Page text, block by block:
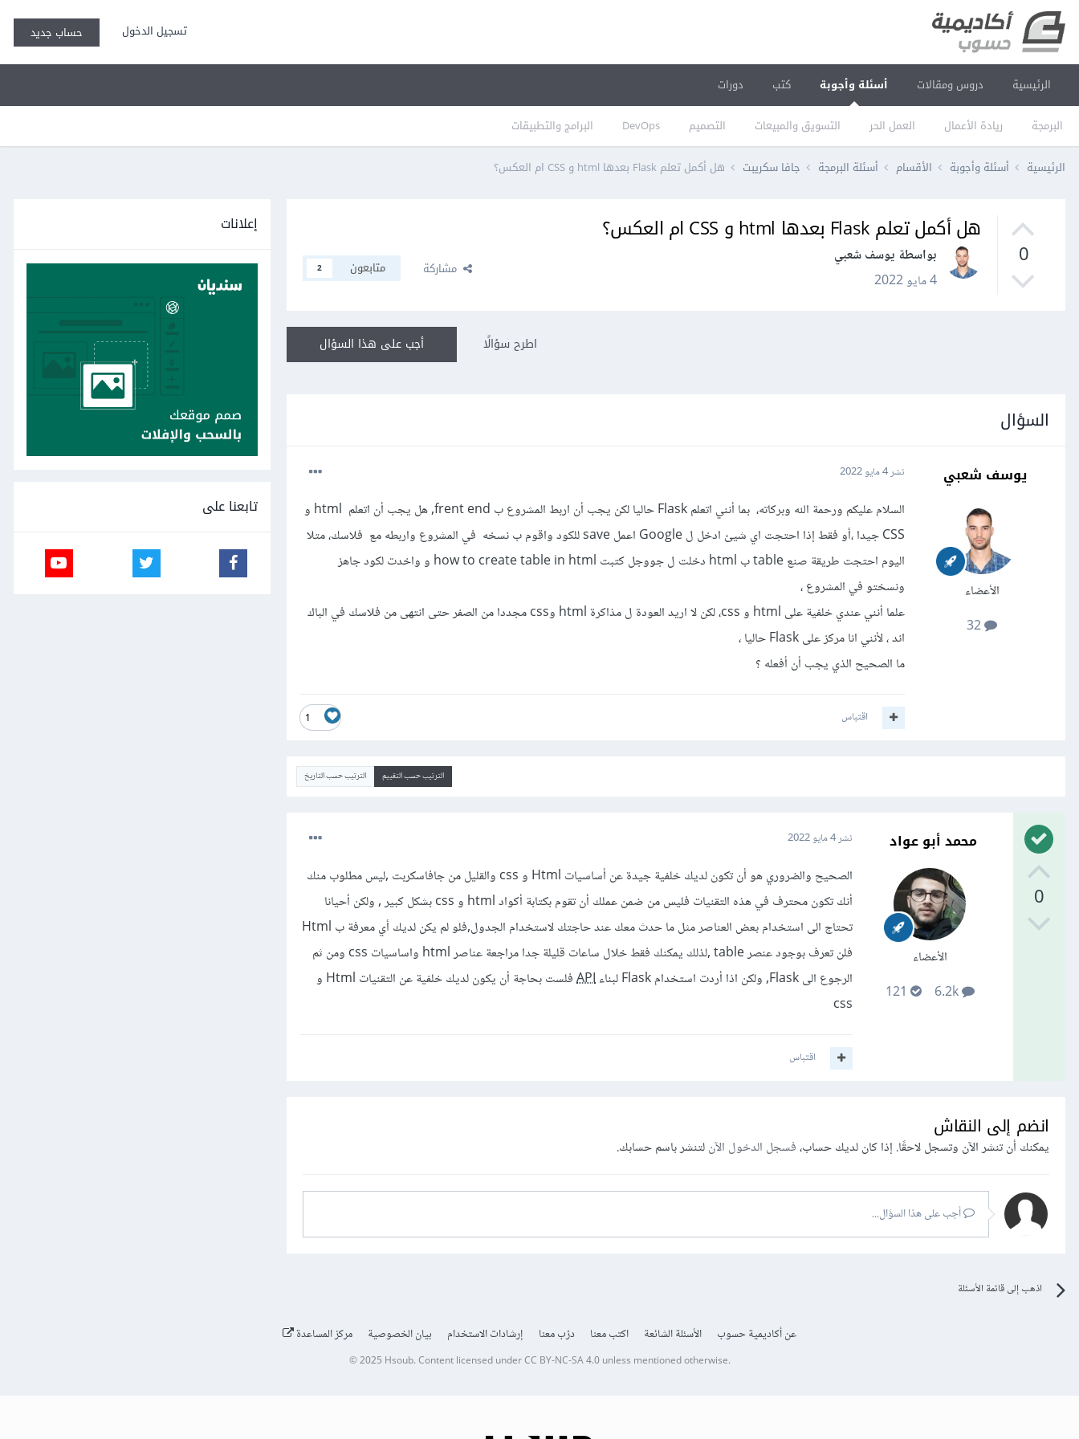
تسجيل الدخول حساب جديد
الرئيسية دروس ومقالات أسئلة وأجوبة
البرمجة ريادة الأعمال العمل الحر التسويق والمبيعات التصميم DevOps البرامج والتطبيقات
كتب دورات
الرئيسية أسئلة وأجوبة الأقسام أسئلة البرمجة جافا سكريبت هل أكمل تعلم Flask بعدها html و CSS ام العكس؟
0
هل أكمل تعلم Flask بعدها html و CSS ام العكس؟
بواسطة يوسف شعبي
4 مايو 2022
مشاركة متابعون 2
أجب على هذا السؤال اطرح سؤالًا
السؤال
يوسف شعبي
الأعضاء
نشر4 مايو 2022
السلام عليكم ورحمة الله وبركاته، بما أنني اتعلم Flask حاليا لكن يجب أن اربط المشروع ب frent end, هل يجب أن اتعلم html و
CSS جيدا ،أو فقط إذا احتجت اي شيئ ادخل ل Google اعمل save للكود واقوم ب نسخه في المشروع واربطه مع فلاسك، متلا
اليوم احتجت طريقة صنع table ب html دخلت ل جووجل كتبت how to create table in html و واخدت لكود جاهز
ونسختو في المشروع ،
علما أنني عندي خلفية على html و css، لكن لا اريد العودة ل مذاكرة html وcss مجددا من الصفر حتى انتهى من فلاسك في الباك
اند ، لأنني انا مركز على Flask حاليا ،
ما الصحيح الذي يجب أن أفعله ؟
1 اقتباس
الترتيب حسب التقييم الترتيب حسب التاريخ
0
محمد أبو عواد
الأعضاء
6.2k
نشر4 مايو 2022
الصحيح والضروري هو أن تكون لديك خلفية جيدة عن أساسيات Html و css والقليل من جافاسكربت ,ليس مطلوب منك
أنك تكون محترف في هذه التقنيات فليس من ضمن عملك أن تقوم بكتابة أكواد html و css بشكل كبير , ولكن أحيانا
تحتاج الى استخدام بعض العناصر مثل ما حدث معك عند حاجتك لاستخدام الجدول,فلو لم يكن لديك أي معرفة ب Html
فلن تعرف بوجود عنصر table ,لذلك يمكنك فقط خلال ساعات قليلة جدا مراجعة عناصر html واساسيات css ومن ثم
الرجوع الى Flask, ولكن اذا أردت استخدام Flask لبناء
API
فلست بحاجة أن يكون لديك خلفية عن التقنيات Html و
css
اقتباس
انضم إلى النقاش
يمكنك أن تنشر الآن وتسجل لاحقًا. إذا كان لديك حساب،فسجل الدخول الآنلتنشر باسم حسابك.
أجب على هذا السؤال...
اذهب إلى قائمة الأسئلة
إعلانات
تابعنا على
عن أكاديمية حسوب الأسئلة الشائعة اكتب معنا درّب معنا إرشادات الاستخدام بيان الخصوصية مركز المساعدة
© 2025 Hsoub.Content licensed underCC BY-NC-SA 4.0unless mentioned otherwise.